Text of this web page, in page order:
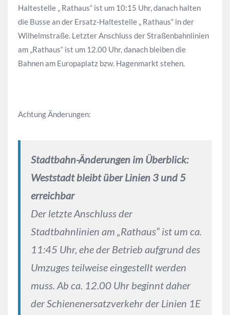
Haltestelle „ Rathaus“ ist um 10:15 Uhr, danach halten
die Busse an der Ersatz-Haltestelle „ Rathaus“ in der
Wilhelmstraße. Letzter Anschluss der Straßenbahnlinien
am „Rathaus“ ist um 12.00 Uhr, danach bleiben die
Bahnen am Europaplatz bzw. Hagenmarkt stehen.
Achtung Änderungen:
Stadtbahn-Änderungen im Überblick:
Weststadt bleibt über Linien 3 und 5
erreichbar
Der letzte Anschluss der
Stadtbahnlinien am „Rathaus“ ist um ca.
11:45 Uhr, ehe der Betrieb aufgrund des
Umzuges teilweise eingestellt werden
muss. Ab ca. 12.00 Uhr beginnt daher
der Schienenersatzverkehr der Linien 1E